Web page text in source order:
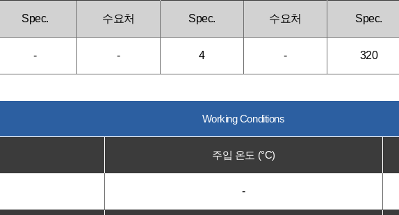
Spec. 수요처 Spec. 수요처 Spec.
- - 4 - 320
Working Conditions
주입 온도 (°C)
-